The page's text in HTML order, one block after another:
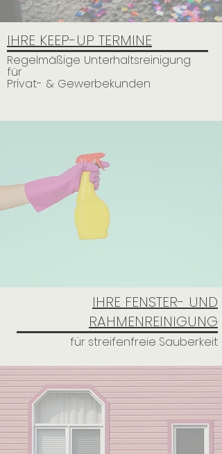
IHRE KEEP-UP TERMINE
Regelmäßige Unterhaltsreinigung
für
Privat- & Gewerbekunden
IHRE FENSTER- UND
RAHMENREINIGUNG
für streifenfreie Sauberkeit